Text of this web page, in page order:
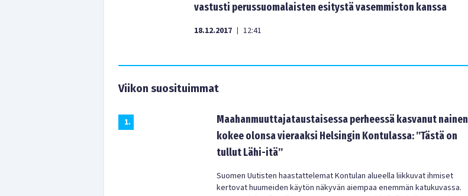
vastusti perussuomalaisten esitystä vasemmiston kanssa
18.12.2017 | 12:41
Viikon suosituimmat
1.
Maahanmuuttajataustaisessa perheessä kasvanut nainen
kokee olonsa vieraaksi Helsingin Kontulassa: ”Tästä on
tullut Lähi-itä”
Suomen Uutisten haastattelemat Kontulan alueella liikkuvat ihmiset
kertovat huumeiden käytön näkyvän aiempaa enemmän katukuvassa.